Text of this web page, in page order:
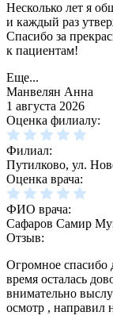
Несколько лет я
и каждый раз
Спасибо за
к пациентам!
Еще...
Манвелян Анна
1 августа 2026
Оценка филиалу:
Филиал:
Путилково, ул.
Оценка врача:
ФИО врача:
Сафаров Самир
Отзыв:
Огромное спасибо
время осталась
внимательно
осмотр , направил